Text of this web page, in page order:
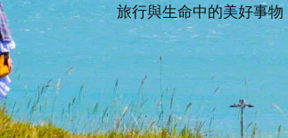
旅行與生命中的美好事物